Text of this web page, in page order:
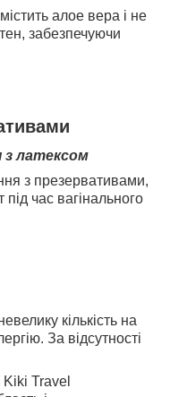
алое вера і не
забезпечуючи
з латексом
з презервативами,
час вагінального
кількість на
За відсутності
Kiki Travel